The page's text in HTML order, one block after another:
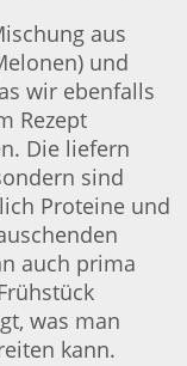
aus
und
wir ebenfalls
Rezept
Die liefern
sind
Proteine und
auch prima
was man
kann.